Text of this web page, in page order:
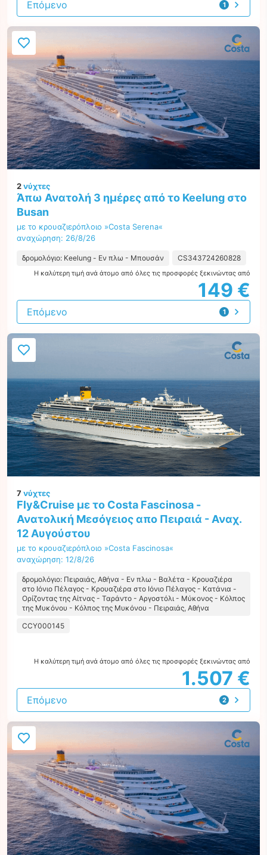
1
προσφορά
Επόμενο
2νύχτες
Άπω Ανατολή 3 ημέρες από το Keelung στο
Busan
με το κρουαζιερόπλοιο »Costa Serena«
αναχώρηση: 26/8/26
δρομολόγιο: Keelung - Εν πλω - Μπουσάν CS343724260828
Η καλύτερη τιμή ανά άτομο από όλες τις προσφορές ξεκινώντας από
149 €
1
προσφορά
Επόμενο
7νύχτες
Fly&Cruise με το Costa Fascinosa -
Ανατολική Μεσόγειος απο Πειραιά - Αναχ.
12 Αυγούστου
με το κρουαζιερόπλοιο »Costa Fascinosa«
αναχώρηση: 12/8/26
δρομολόγιο: Πειραιάς, Αθήνα - Εν πλω - Βαλέτα - Κρουαζιέρα
στο Ιόνιο Πέλαγος - Κρουαζιέρα στο Ιόνιο Πέλαγος - Κατάνια -
Ορίζοντας της Αίτνας - Ταράντο - Αργοστόλι - Μύκονος - Κόλπος
της Μυκόνου - Κόλπος της Μυκόνου - Πειραιάς, Αθήνα
CCY000145
Η καλύτερη τιμή ανά άτομο από όλες τις προσφορές ξεκινώντας από
1.507 €
2
προτάσεις
Επόμενο